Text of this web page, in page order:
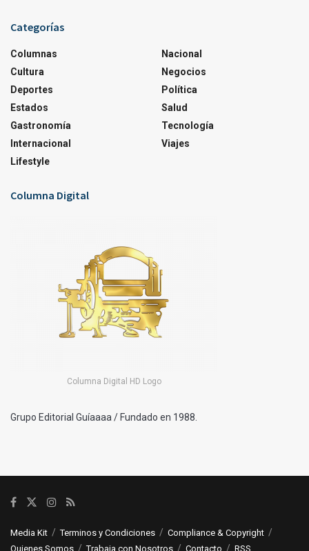
Categorías
Columnas
Cultura
Deportes
Estados
Gastronomía
Internacional
Lifestyle
Nacional
Negocios
Política
Salud
Tecnología
Viajes
Columna Digital
Columna Digital HD Logo
Grupo Editorial Guíaaaa / Fundado en 1988.
Media Kit Terminos y Condiciones
Compliance & Copyright
Quienes Somos
Trabaja con Nosotros Contacto RSS